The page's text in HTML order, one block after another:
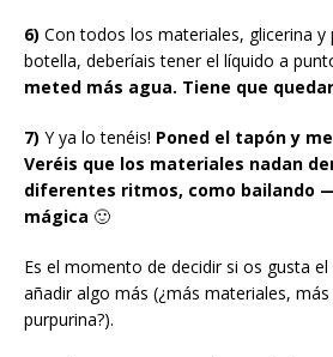
6) Con todos los materiales, glicerina y
botella, deberíais tener el líquido a
meted más agua. Tiene que
7) Y ya lo tenéis! Poned el tapón y
Veréis que los materiales nadan
diferentes ritmos, como bailando
mágica 🙂
Es el momento de decidir si os gusta
añadir algo más (¿más materiales,
purpurina?).